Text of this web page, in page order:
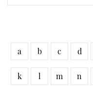
a b c d
k l m n